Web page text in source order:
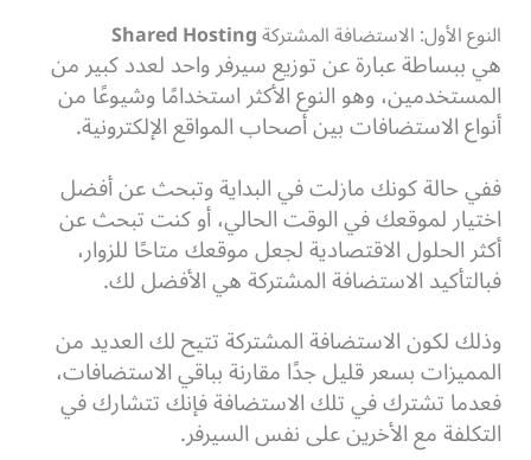
النوع الأول: الاستضافة المشتركةShared Hosting
هي ببساطة عبارة عن توزيع سيرفر واحد لعدد كبير من
المستخدمين، وهو النوع الأكثر استخدامًا وشيوعًا من
أنواع الاستضافات بين أصحاب المواقع الإلكترونية.
ففي حالة كونك مازلت في البداية وتبحث عن أفضل
اختيار لموقعك في الوقت الحالي، أو كنت تبحث عن
أكثر الحلول الاقتصادية لجعل موقعك متاحًا للزوار،
فبالتأكيد الاستضافة المشتركة هي الأفضل لك.
وذلك لكون الاستضافة المشتركة تتيح لك العديد من
المميزات بسعر قليل جدًا مقارنة بباقي الاستضافات،
فعدما تشترك في تلك الاستضافة فإنك تتشارك في
التكلفة مع الأخرين على نفس السيرفر.